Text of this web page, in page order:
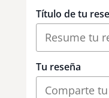
Título de tu
Tu reseña